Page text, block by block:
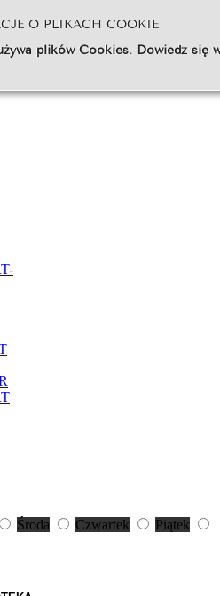
Go
Środa Czwartek
Piątek
O PLIKACH COOKIE
plików Cookies. Dowiedz